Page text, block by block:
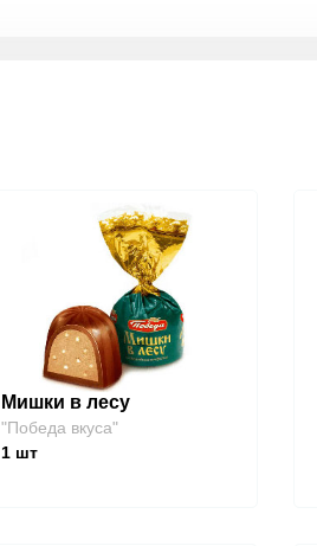
Мишки в лесу
"Победа вкуса"
1 шт